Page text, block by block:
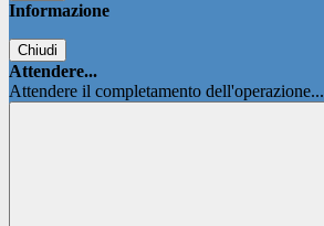
Informazione
Chiudi
Attendere...
Attendere il completamento dell'operazione...